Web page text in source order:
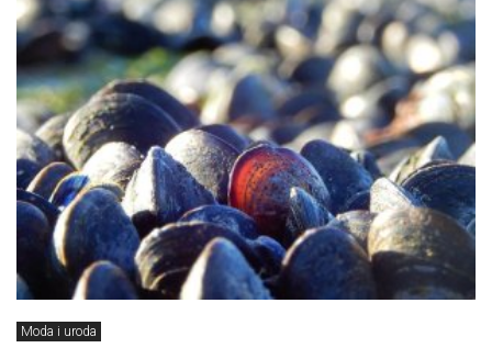
Moda i uroda